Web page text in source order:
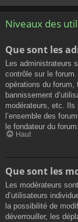
Niveaux des
Que sont les
Les administrateurs
contrôle sur le
opérations du
bannissement
modérateurs, etc. Ils
l’ensemble des
le fondateur du forum.
Haut
Que sont les
Les modérateurs
d’utilisateurs
la possibilité de
déverrouiller, les